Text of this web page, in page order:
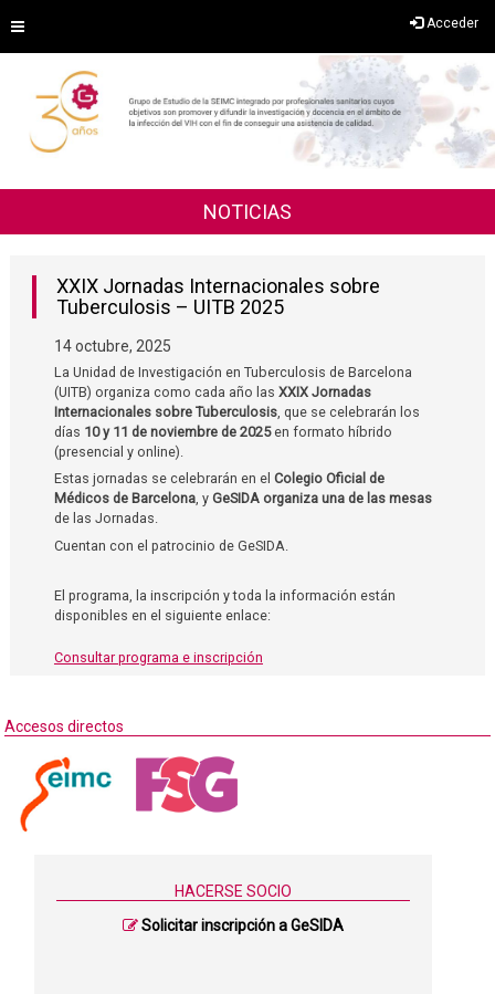
contenido
Acceder
NOTICIAS
XXIX Jornadas Internacionales sobre
Tuberculosis – UITB 2025
14 octubre, 2025
La Unidad de Investigación en Tuberculosis de Barcelona
(UITB) organiza como cada año las XXIX Jornadas
Internacionales sobre Tuberculosis, que se celebrarán los
días 10 y 11 de noviembre de 2025en formato híbrido
(presencial y online).
Estas jornadas se celebrarán en el Colegio Oficial de
Médicos de Barcelona, y GeSIDA organiza una de las mesas
de las Jornadas.
Cuentan con el patrocinio de GeSIDA.
El programa, la inscripción y toda la información están
disponibles en el siguiente enlace:
Consultar programa e inscripción
Accesos directos
HACERSE SOCIO
Solicitar inscripción a GeSIDA